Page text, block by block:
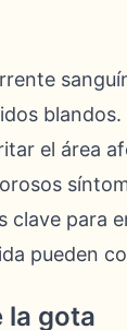
el área
clave para
pueden
la gota